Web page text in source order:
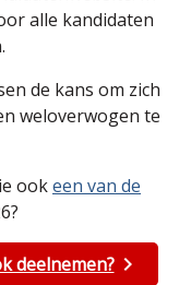
alle kandidaten
de kans om zich
weloverwogen te
ookeen van de
deelnemen?